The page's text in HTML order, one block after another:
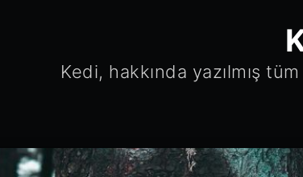
Kedi, hakkında yazılmış